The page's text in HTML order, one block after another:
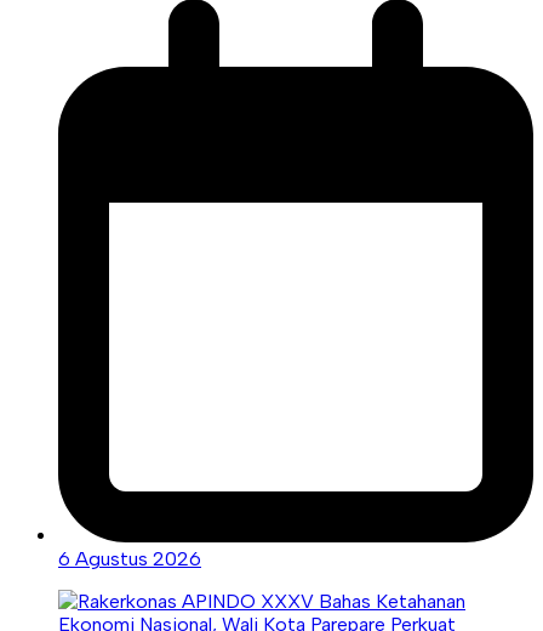
6 Agustus 2026